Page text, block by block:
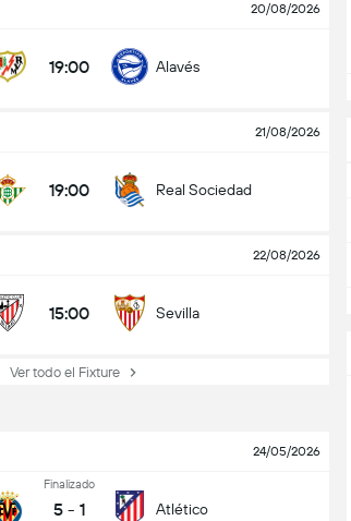
20/08/2026
19:00 Alavés
21/08/2026
19:00 Real Sociedad
22/08/2026
15:00 Sevilla
Ver todo el Fixture
24/05/2026
Finalizado
5 - 1 Atlético